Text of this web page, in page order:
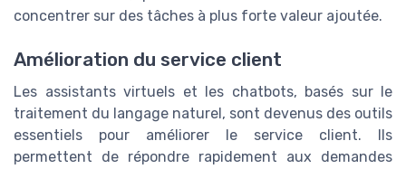
concentrer sur des tâches à plus forte valeur ajoutée.
Amélioration du service client
Les assistants virtuels et les chatbots, basés sur le
traitement du langage naturel, sont devenus des outils
essentiels pour améliorer le service client. Ils
permettent de répondre rapidement aux demandes